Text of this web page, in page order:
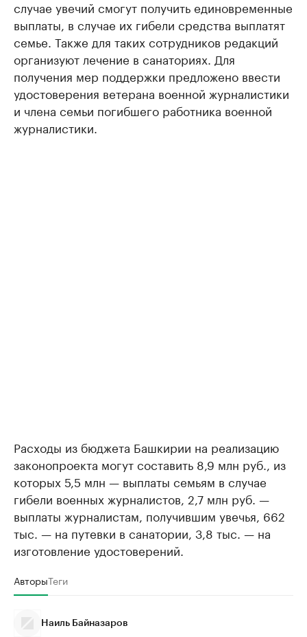
случае увечий смогут получить единовременные
выплаты, в случае их гибели средства выплатят
семье. Также для таких сотрудников редакций
организуют лечение в санаториях. Для
получения мер поддержки предложено ввести
удостоверения ветерана военной журналистики
и члена семьи погибшего работника военной
журналистики.
Расходы из бюджета Башкирии на реализацию
законопроекта могут составить 8,9 млн руб., из
которых 5,5 млн — выплаты семьям в случае
гибели военных журналистов, 2,7 млн руб. —
выплаты журналистам, получившим увечья, 662
тыс. — на путевки в санатории, 3,8 тыс. — на
изготовление удостоверений.
АвторыТеги
Наиль Байназаров